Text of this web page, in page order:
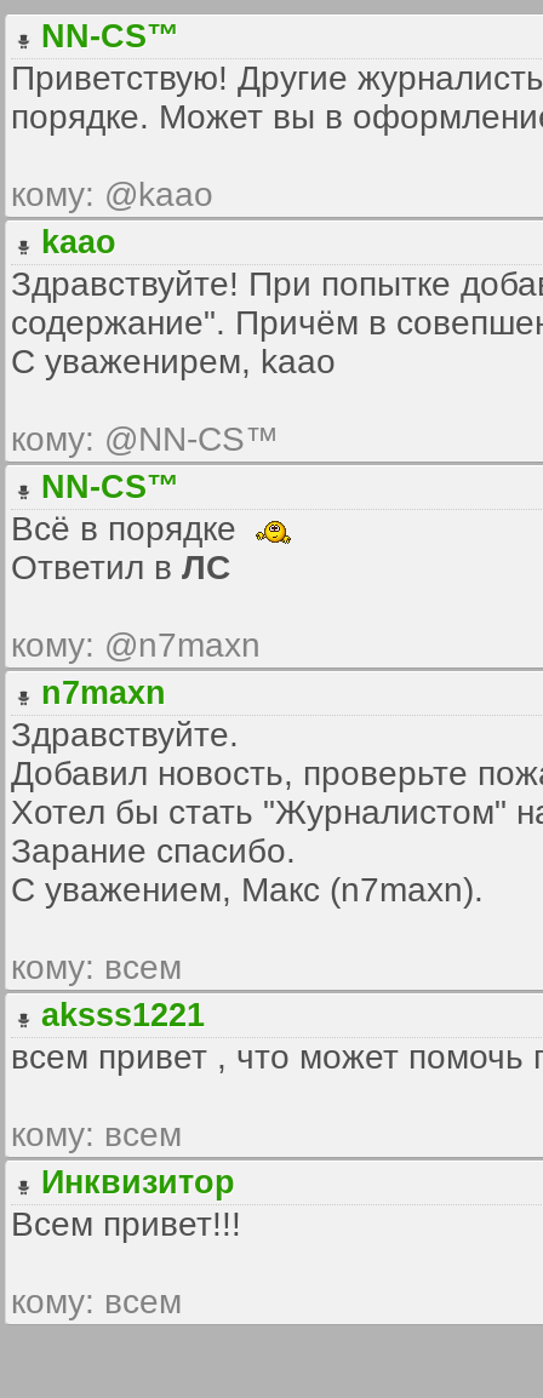
NN-CS™
Приветствую! Другие
порядке. Может вы в
кому: @kaao
kaao
Здравствуйте! При попытке
содержание". Причём в
С уваженирем, kaao
кому: @NN-CS™
NN-CS™
Всё в порядке
Ответил вЛС
кому: @n7maxn
n7maxn
Здравствуйте.
Добавил новость, проверьте
Хотел бы стать "Журналистом"
Зарание спасибо.
С уважением, Макс (n7maxn).
кому: всем
aksss1221
всем привет , что может помочь
кому: всем
Инквизитор
Всем привет!!!
кому: всем